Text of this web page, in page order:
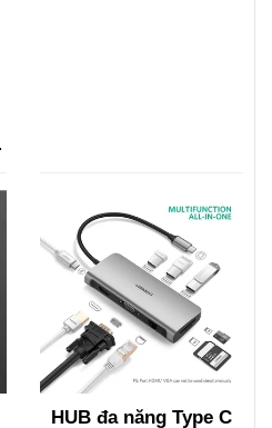
HUB đa năng Type C